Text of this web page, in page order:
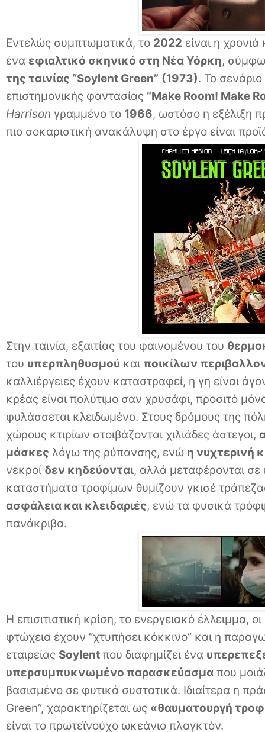
Εντελώς συμπτωματικά, το 2022 είναι η
ένα εφιαλτικό σκηνικό στη Νέα Υόρκη,
της ταινίας “Soylent Green” (1973). Το
επιστημονικής φαντασίας “Make Room! Make
Harrison γραμμένο το 1966, ωστόσο η εξέλιξη
πιο σοκαριστική ανακάλυψη στο έργο είναι
Στην ταινία, εξαιτίας του φαινομένου του
του υπερπληθυσμού και ποικίλων
καλλιέργειες έχουν καταστραφεί, η γη είναι
κρέας είναι πολύτιμο σαν χρυσάφι, προσιτό
φυλάσσεται κλειδωμένο. Στους δρόμους της
χώρους κτιρίων στοιβάζονται χιλιάδες άστεγοι,
μάσκες λόγω της ρύπανσης, ενώ η νυχτερινή
νεκροί δεν κηδεύονται, αλλά μεταφέρονται
καταστήματα τροφίμων θυμίζουν γκισέ
ασφάλεια και κλειδαριές, ενώ τα φυσικά
πανάκριβα.
Η επισιτιστική κρίση, το ενεργειακό έλλειμμα,
φτώχεια έχουν “χτυπήσει κόκκινο” και η
εταιρείας Soylentπου διαφημίζει ένα
υπερσυμπυκνωμένο παρασκεύασμα που
βασισμένο σε φυτικά συστατικά. Ιδιαίτερα η
Green”, χαρακτηρίζεται ως «θαυματουργή
είναι το πρωτεϊνούχο ωκεάνιο πλαγκτόν.